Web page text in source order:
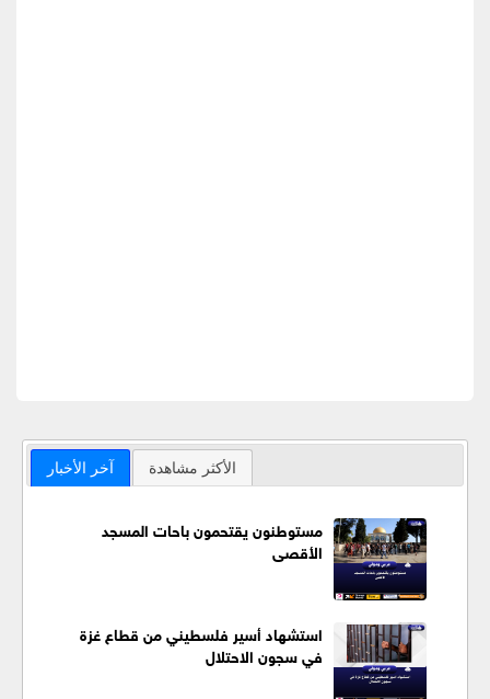
آخر الأخبار الأكثر مشاهدة
مستوطنون يقتحمون باحات المسجد
الأقصى
استشهاد أسير فلسطيني من قطاع غزة
في سجون الاحتلال